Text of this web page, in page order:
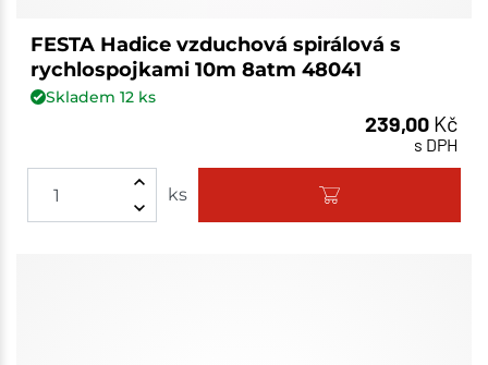
FESTA Hadice vzduchová spirálová s
rychlospojkami 10m 8atm 48041
Skladem 12ks
239,00 Kč
s DPH
ks